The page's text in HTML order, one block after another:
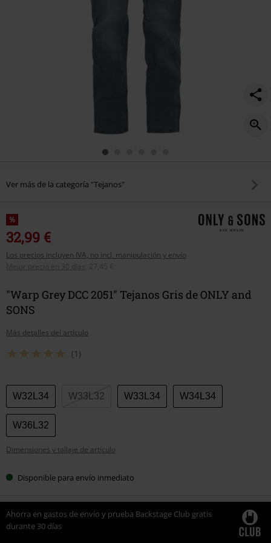
Ver más de la categoría "Tejanos"
%
32,99 €
Los precios incluyen IVA, no incl. manipulación y envío
Mejor precio en 30 días
27,45 €
"Warp Grey DCC 2051" Tejanos Gris de ONLY and
SONS
Más detalles del artículo
(1)
Elige
tu
talla
W32L34 W33L32 W33L34 W34L34
W36L32
Dimensiones y tallaje de artículo
Disponible para envío inmediato
Ahorra en gastos de envío y prueba Backstage Club gratis
durante 30 días